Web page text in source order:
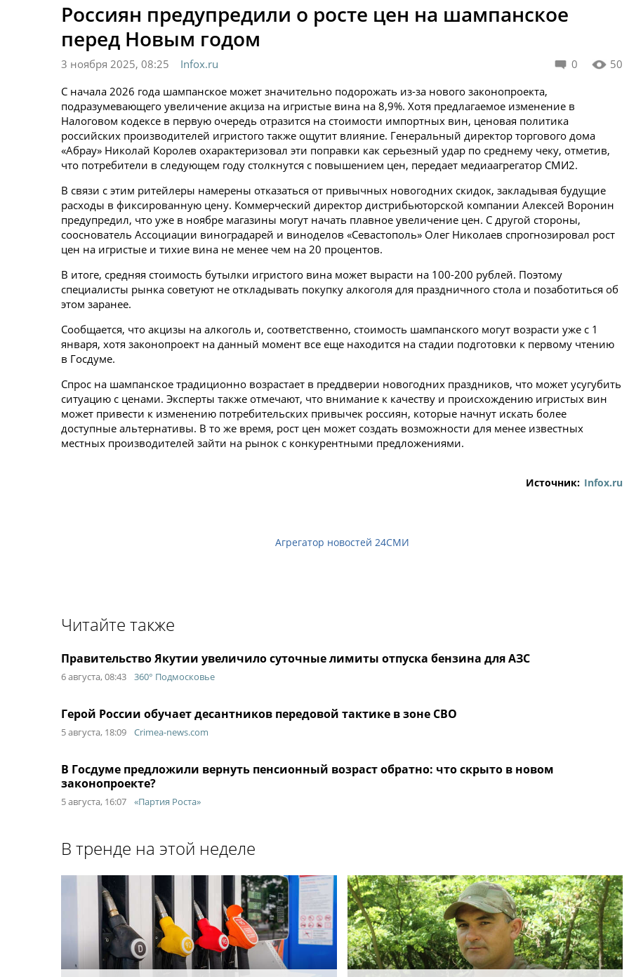
Россиян предупредили о росте цен на шампанское
перед Новым годом
0 50
3 ноября 2025, 08:25
Infox.ru
С начала 2026 года шампанское может значительно подорожать из-за нового законопроекта,
подразумевающего увеличение акциза на игристые вина на 8,9%. Хотя предлагаемое изменение в
Налоговом кодексе в первую очередь отразится на стоимости импортных вин, ценовая политика
российских производителей игристого также ощутит влияние. Генеральный директор торгового дома
«Абрау» Николай Королев охарактеризовал эти поправки как серьезный удар по среднему чеку, отметив,
что потребители в следующем году столкнутся с повышением цен, передает медиаагрегатор СМИ2.
В связи с этим ритейлеры намерены отказаться от привычных новогодних скидок, закладывая будущие
расходы в фиксированную цену. Коммерческий директор дистрибьюторской компании Алексей Воронин
предупредил, что уже в ноябре магазины могут начать плавное увеличение цен. С другой стороны,
сооснователь Ассоциации виноградарей и виноделов «Севастополь» Олег Николаев спрогнозировал рост
цен на игристые и тихие вина не менее чем на 20 процентов.
В итоге, средняя стоимость бутылки игристого вина может вырасти на 100-200 рублей. Поэтому
специалисты рынка советуют не откладывать покупку алкоголя для праздничного стола и позаботиться об
этом заранее.
Сообщается, что акцизы на алкоголь и, соответственно, стоимость шампанского могут возрасти уже с 1
января, хотя законопроект на данный момент все еще находится на стадии подготовки к первому чтению
в Госдуме.
Спрос на шампанское традиционно возрастает в преддверии новогодних праздников, что может усугубить
ситуацию с ценами. Эксперты также отмечают, что внимание к качеству и происхождению игристых вин
может привести к изменению потребительских привычек россиян, которые начнут искать более
доступные альтернативы. В то же время, рост цен может создать возможности для менее известных
местных производителей зайти на рынок с конкурентными предложениями.
Источник: Infox.ru
Агрегатор новостей 24СМИ
Читайте также
Правительство Якутии увеличило суточные лимиты отпуска бензина для АЗС
6 августа, 08:43 360° Подмосковье
Герой России обучает десантников передовой тактике в зоне СВО
5 августа, 18:09 Crimea-news.com
В Госдуме предложили вернуть пенсионный возраст обратно: что скрыто в новом
законопроекте?
5 августа, 16:07 «Партия Роста»
В тренде на этой неделе